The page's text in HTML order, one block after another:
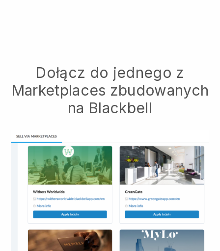
Dołącz do jednego z
Marketplaces zbudowanych
na Blackbell